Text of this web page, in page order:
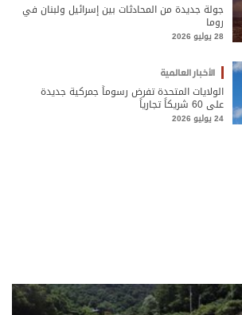
جولة جديدة من المحادثات بين إسرائيل ولبنان في
روما
28 يوليو 2026
الأخبار العالمية
الولايات المتحدة تفرض رسوماً جمركية جديدة
على 60 شريكاً تجارياً
24 يوليو 2026